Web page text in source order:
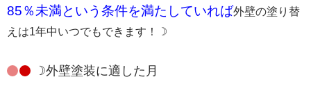
85％未満という条件を満たしていれば外壁の塗り替
えは1年中いつでもできます！☽
☽外壁塗装に適した月